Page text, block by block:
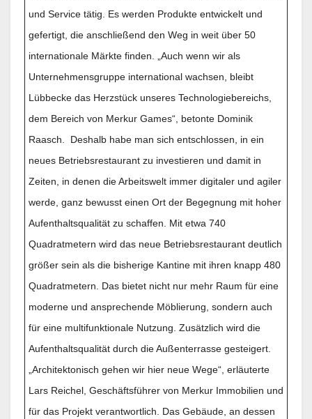
und Service tätig. Es werden Produkte entwickelt und
gefertigt, die anschließend den Weg in weit über 50
internationale Märkte finden. „Auch wenn wir als
Unternehmensgruppe international wachsen, bleibt
Lübbecke das Herzstück unseres Technologiebereichs,
dem Bereich von Merkur Games“, betonte Dominik
Raasch. Deshalb habe man sich entschlossen, in ein
neues Betriebsrestaurant zu investieren und damit in
Zeiten, in denen die Arbeitswelt immer digitaler und agiler
werde, ganz bewusst einen Ort der Begegnung mit hoher
Aufenthaltsqualität zu schaffen. Mit etwa 740
Quadratmetern wird das neue Betriebsrestaurant deutlich
größer sein als die bisherige Kantine mit ihren knapp 480
Quadratmetern. Das bietet nicht nur mehr Raum für eine
moderne und ansprechende Möblierung, sondern auch
für eine multifunktionale Nutzung. Zusätzlich wird die
Aufenthaltsqualität durch die Außenterrasse gesteigert.
„Architektonisch gehen wir hier neue Wege“, erläuterte
Lars Reichel, Geschäftsführer von Merkur Immobilien und
für das Projekt verantwortlich. Das Gebäude, an dessen